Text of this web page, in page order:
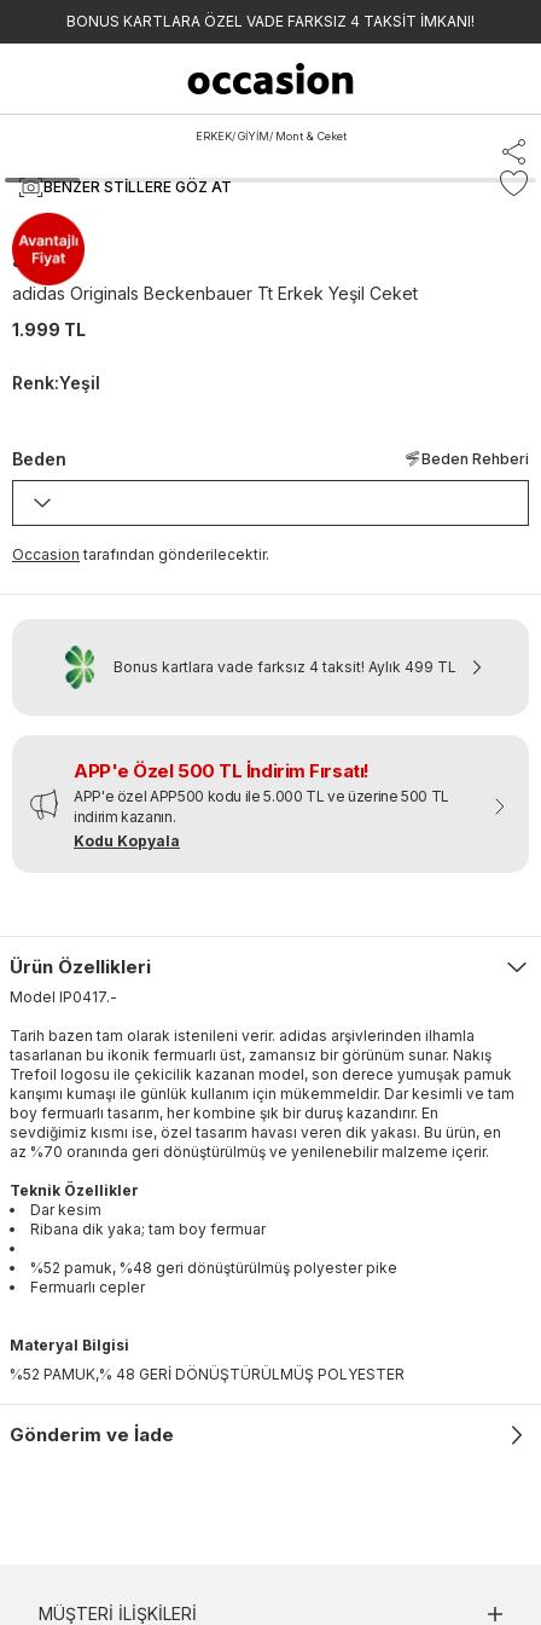
BONUS KARTLARA ÖZEL VADE FARKSIZ 4 TAKSİT İMKANI!
ERKEK/ GİYİM/ Mont & Ceket
BENZER STILLERE GÖZ AT
adidas
adidas Originals Beckenbauer Tt Erkek Yeşil Ceket
1.999 TL
Renk:Yeşil
Beden Beden Rehberi
Occasion tarafından gönderilecektir.
Bonus kartlara vade farksız 4 taksit! Aylık 499 TL
APP'e Özel 500 TL İndirim Fırsatı!
APP'e özel APP500 kodu ile 5.000 TL ve üzerine 500 TL
indirim kazanın.
Kodu Kopyala
Ürün Özellikleri
Model IP0417.-
Tarih bazen tam olarak istenileni verir. adidas arşivlerinden ilhamla
tasarlanan bu ikonik fermuarlı üst, zamansız bir görünüm sunar. Nakış
Trefoil logosu ile çekicilik kazanan model, son derece yumuşak pamuk
karışımı kumaşı ile günlük kullanım için mükemmeldir. Dar kesimli ve tam
boy fermuarlı tasarım, her kombine şık bir duruş kazandırır. En
sevdiğimiz kısmı ise, özel tasarım havası veren dik yakası. Bu ürün, en
az %70 oranında geri dönüştürülmüş ve yenilenebilir malzeme içerir.
Teknik Özellikler
Dar kesim
Ribana dik yaka; tam boy fermuar
%52 pamuk, %48 geri dönüştürülmüş polyester pike
Fermuarlı cepler
Materyal Bilgisi
%52 PAMUK,% 48 GERİ DÖNÜŞTÜRÜLMÜŞ POLYESTER
Gönderim ve İade
MÜŞTERI İLIŞKILERI